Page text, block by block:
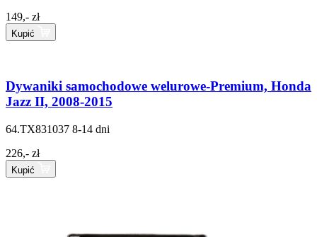
149,- zł
Kupić
Dywaniki samochodowe welurowe-Premium, Honda
Jazz II, 2008-2015
64.TX831037 8-14 dni
226,- zł
Kupić